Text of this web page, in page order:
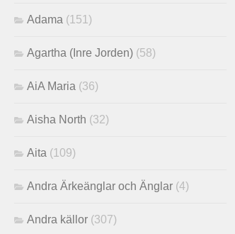
Adama (151)
Agartha (Inre Jorden) (58)
AiA Maria (36)
Aisha North (32)
Aita (109)
Andra Ärkeänglar och Änglar (4)
Andra källor (307)